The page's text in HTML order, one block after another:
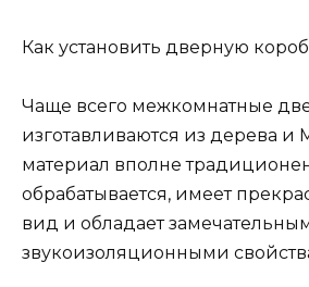
Как установить дверную
Чаще всего межкомнатные
изготавливаются из дерева
материал вполне
обрабатывается, имеет
вид и обладает
звукоизоляционными